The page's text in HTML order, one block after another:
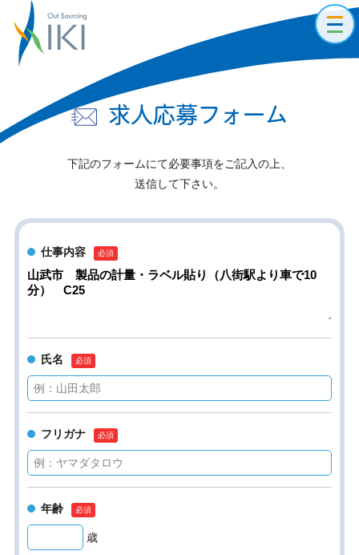
求人応募フォーム
下記のフォームにて必要事項をご記入の上、
送信して下さい。
仕事内容
氏名
フリガナ
年齢
歳